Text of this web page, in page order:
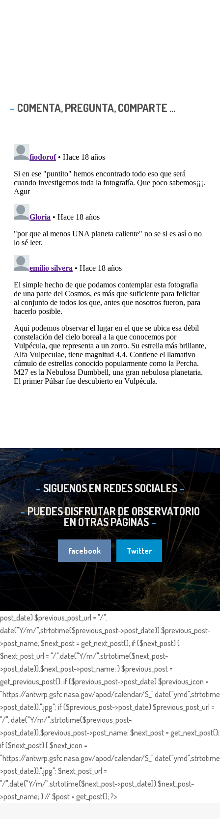
COMENTA, PREGUNTA, COMPARTE ...
SIGUENOS EN REDES SOCIALES
PUEDES DISFRUTAR DE OBSERVATORIO
EN OTRAS PÁGINAS
Facebook Twitter
post_date) $previous_post_url = "/".
date("Y/m/",strtotime($previous_post->post_date)).$previous_post-
>post_name; $next_post = get_next_post(); if ($next_post) {
$next_post_url = "/".date("Y/m/",strtotime($next_post-
>post_date)).$next_post->post_name; } $previous_post =
get_previous_post(); if ($previous_post->post_date) $previous_icon =
"https://antwrp.gsfc.nasa.gov/apod/calendar/
>post_date)).".jpg"; if ($previous_post->post_date) $previous_post_url =
"/". date("Y/m/",strtotime($previous_post-
>post_date)).$previous_post->post_name; $next_post = get_next_post();
if ($next_post) { $next_icon =
"https://antwrp.gsfc.nasa.gov/apod/calendar/
>post_date)).".jpg"; $next_post_url =
"/".date("Y/m/",strtotime($next_post->post_date)).$next_post-
>post_name; } // $post = get_post(); ?>